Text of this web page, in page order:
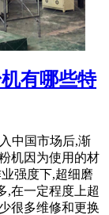
有哪些特
中国市场后,渐
机因为使用的材
强度下,超细磨
,在一定程度上超
很多维修和更换